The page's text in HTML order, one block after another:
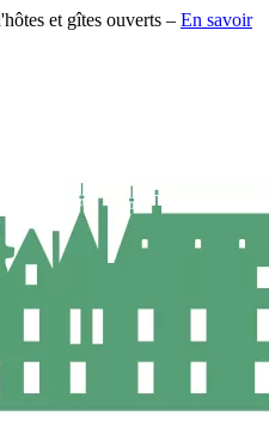
et gîtes ouverts – En savoir